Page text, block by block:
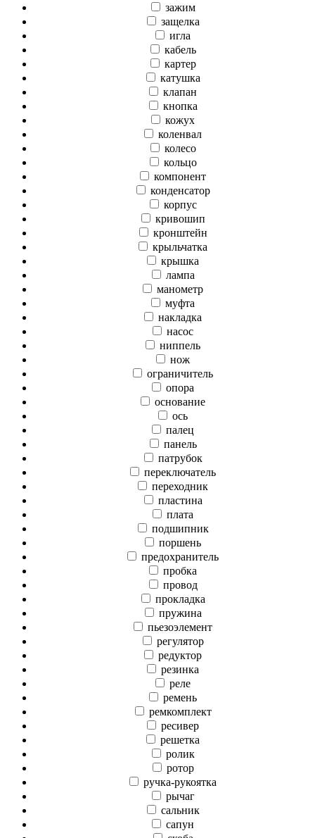
зажим
защелка
игла
кабель
картер
катушка
клапан
кнопка
кожух
коленвал
колесо
кольцо
компонент
конденсатор
корпус
кривошип
кронштейн
крыльчатка
крышка
лампа
манометр
муфта
накладка
насос
ниппель
нож
ограничитель
опора
основание
ось
палец
панель
патрубок
переключатель
переходник
пластина
плата
подшипник
поршень
предохранитель
пробка
провод
прокладка
пружина
пьезоэлемент
регулятор
редуктор
резинка
реле
ремень
ремкомплект
ресивер
решетка
ролик
ротор
ручка-рукоятка
рычаг
сальник
сапун